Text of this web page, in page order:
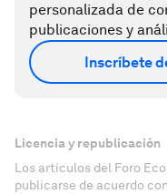
personalizada de
publicaciones y
Inscríbete
Licencia y republicación
Los artículos del Foro
publicarse de acuerdo